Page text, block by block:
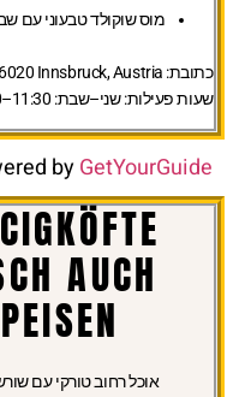
מוס שוקולד טבעוני עם
כתובת:
שעות פעילות:שני–שבת: 11:30–21:00 | סגור ראשון
byGetYourGuide
AUCH
אוכל רחוב טורקי עם